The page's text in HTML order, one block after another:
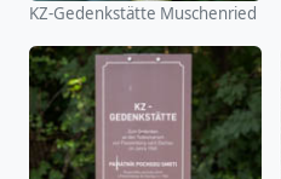
KZ-Gedenkstätte Muschenried